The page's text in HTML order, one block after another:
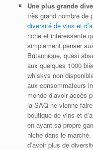
Une plus grande
très grand nombre de
diversité de vins et
riche et intéressante
simplement penser
Britannique, quasi
aux quelques 1000
whiskys non
aux consommateurs
monde d’avoir accès
la SAQ ne vienne
boutique de vins et
en ayant sa propre
niche dans le
d’avoir plus de